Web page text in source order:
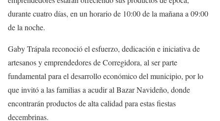
durante cuatro días, en un horario de 10:00 de la mañana a 09:00
de la noche.
Gaby Trápala reconoció el esfuerzo, dedicación e iniciativa de
artesanos y emprendedores de Corregidora, al ser parte
fundamental para el desarrollo económico del municipio, por lo
que invitó a las familias a acudir al Bazar Navideño, donde
encontrarán productos de alta calidad para estas fiestas
decembrinas.